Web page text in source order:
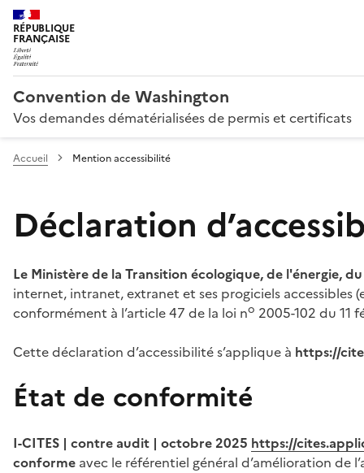
RÉPUBLIQUE
FRANÇAISE
Convention de Washington
Vos demandes dématérialisées de permis et certificats
Accueil Mention accessibilité
Déclaration
Le Ministère de la Transition écologique, de l'énergie,
internet, intranet, extranet et ses progiciels
conformément à l’article 47 de la loi no 2005-102 du 11
Cette déclaration d’accessibilité s’applique à https://
État de conformité
I-CITES | contre audit | octobre 2025 https://
conforme avec le référentiel général d’amélioration de